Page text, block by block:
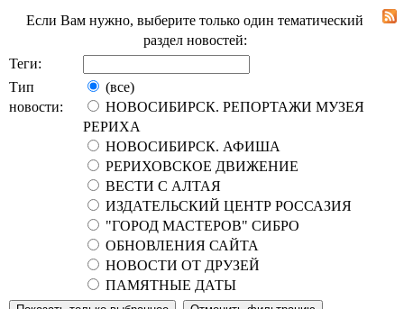
Если Вам нужно, выберите только один тематический
раздел новостей:
Теги:
Тип
новости:
(все)
НОВОСИБИРСК. РЕПОРТАЖИ МУЗЕЯ
РЕРИХА
НОВОСИБИРСК. АФИША
РЕРИХОВСКОЕ ДВИЖЕНИЕ
ВЕСТИ С АЛТАЯ
ИЗДАТЕЛЬСКИЙ ЦЕНТР РОССАЗИЯ
"ГОРОД МАСТЕРОВ" СИБРО
ОБНОВЛЕНИЯ САЙТА
НОВОСТИ ОТ ДРУЗЕЙ
ПАМЯТНЫЕ ДАТЫ